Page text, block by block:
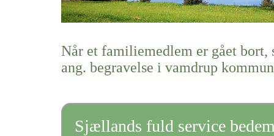
Når et familiemedlem er gået bort,
ang. begravelse i vamdrup
Sjællands fuld service